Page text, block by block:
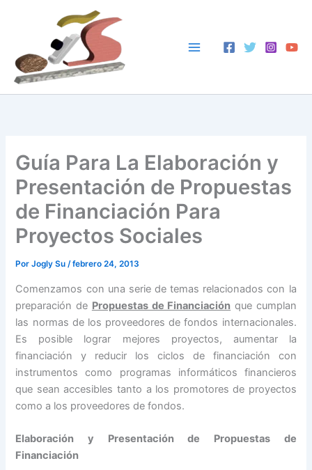
Guía Para La Elaboración y
Presentación de Propuestas
de Financiación Para
Proyectos Sociales
PorJogly Su/febrero 24, 2013
Comenzamos con una serie de temas relacionados con la
preparación de Propuestas de Financiación que cumplan
las normas de los proveedores de fondos internacionales.
Es posible lograr mejores proyectos, aumentar la
financiación y reducir los ciclos de financiación con
instrumentos como programas informáticos financieros
que sean accesibles tanto a los promotores de proyectos
como a los proveedores de fondos.
Elaboración y Presentación de Propuestas de
Financiación